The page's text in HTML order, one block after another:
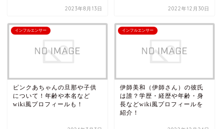
2023年8月13日 2022年12月30日
インフルエンサー
ピンクあちゃんの旦那や子供
について！年齢や本名など
wiki風プロフィールも！
インフルエンサー
伊師美和（伊師さん）の彼氏
は誰？学歴・経歴や年齢・身
長などwiki風プロフィールを
紹介！